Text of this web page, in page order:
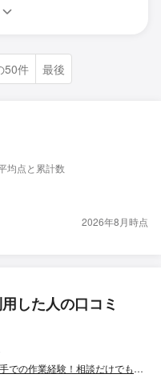
50件 最後
均点と累計数
2026年8月時点
した人の口コミ
【年中無休】業歴30年の防犯設備士◇最大手での作業経験！相談だけでも大丈夫です！